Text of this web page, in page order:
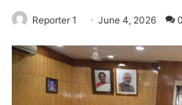
Reporter 1 June 4, 2026 0